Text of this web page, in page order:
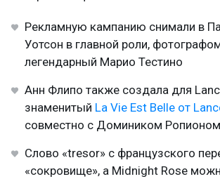
Рекламную кампанию снимали в
Уотсон в главной роли,
легендарный Марио Тестино
Анн Флипо также создала для
знаменитый La Vie Est Belle от
совместно с Домиником Ропионом
Слово «tresor» с французского
«сокровище», а Midnight Rose